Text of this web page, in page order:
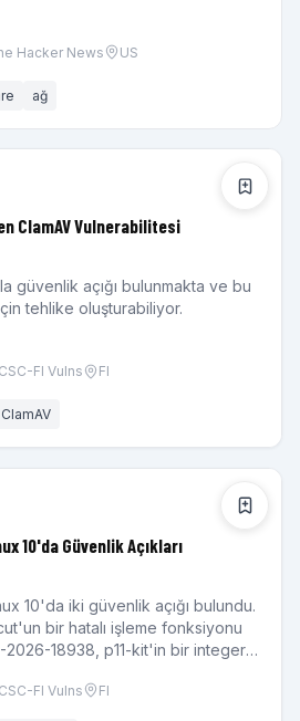
Hacker News US
ağ
ClamAV Vulnerabilitesi
güvenlik açığı bulunmakta ve bu
tehlike oluşturabiliyor.
FI Vulns FI
ClamAV
10'da Güvenlik Açıkları
10'da iki güvenlik açığı bulundu.
bir hatalı işleme fonksiyonu
2026-18938, p11-kit'in bir integer
FI Vulns FI